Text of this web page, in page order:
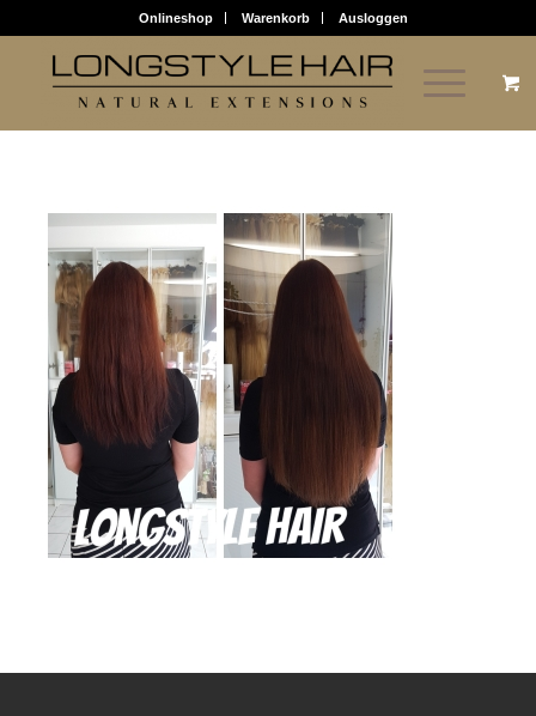
Onlineshop Warenkorb Ausloggen